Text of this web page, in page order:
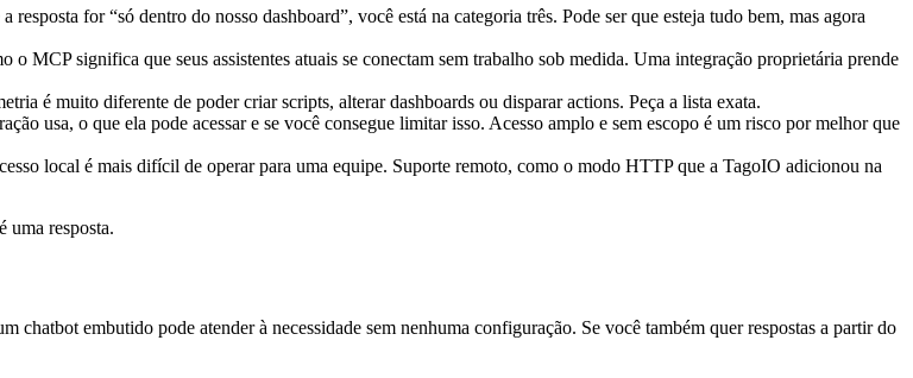
resposta for “só dentro do nosso dashboard”, você está na categoria três. Pode ser que esteja tudo bem, mas agora
o MCP significa que seus assistentes atuais se conectam sem trabalho sob medida. Uma integração proprietária prende
é muito diferente de poder criar scripts, alterar dashboards ou disparar actions. Peça a lista exata.
usa, o que ela pode acessar e se você consegue limitar isso. Acesso amplo e sem escopo é um risco por melhor que
local é mais difícil de operar para uma equipe. Suporte remoto, como o modo HTTP que a TagoIO adicionou na
uma resposta.
chatbot embutido pode atender à necessidade sem nenhuma configuração. Se você também quer respostas a partir do